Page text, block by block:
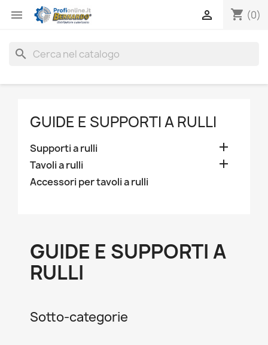
 shopping_cart (0)

search
GUIDE E SUPPORTI A RULLI
Supporti a rulli 
Tavoli a rulli 
Accessori per tavoli a rulli
GUIDE E SUPPORTI A
RULLI
Sotto-categorie